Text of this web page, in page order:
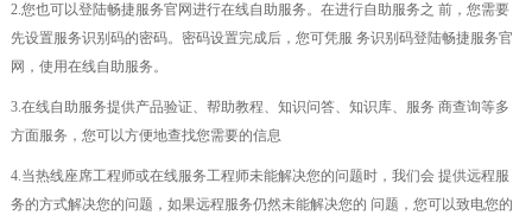
2.您也可以登陆畅捷服务官网进行在线自助服务。在进行自助服务之 前，您需要
先设置服务识别码的密码。密码设置完成后，您可凭服 务识别码登陆畅捷服务官
网，使用在线自助服务。
3.在线自助服务提供产品验证、帮助教程、知识问答、知识库、服务 商查询等多
方面服务，您可以方便地查找您需要的信息
4.当热线座席工程师或在线服务工程师未能解决您的问题时，我们会 提供远程服
务的方式解决您的问题，如果远程服务仍然未能解决您的 问题，您可以致电您的